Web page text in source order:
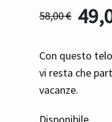
58,00€
Con questo
vi resta che
vacanze.